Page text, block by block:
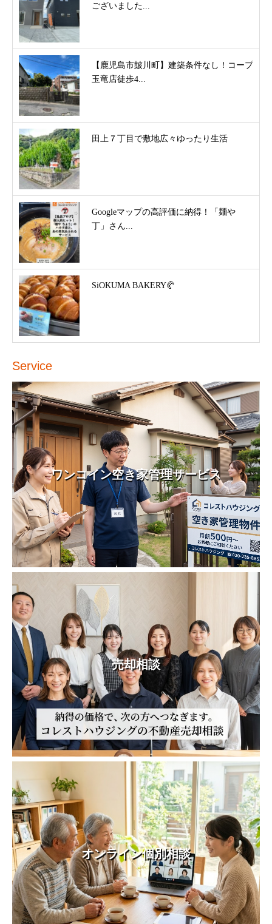
ございました...
【鹿児島市皷川町】建築条件なし！コープ
玉竜店徒歩4...
田上７丁目で敷地広々ゆったり生活
Googleマップの高評価に納得！「麺や
丁」さん...
SiOKUMA BAKERY🥐
Service
ワンコイン空き家管理サービス
売却相談
オンライン個別相談